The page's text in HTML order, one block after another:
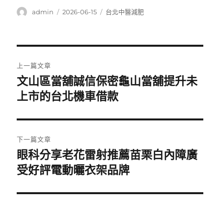
作
admin
發
2026-06-15
分
台北中醫減肥
章
導
覽
上一篇文章
上
一
文
章:
文山區當舖誠信保密龜山當舖提升未
上市的台北機車借款
下一篇文章
下
一
文
眼科分享老花雷射推薦苗栗白內障廣
受好評電動曬衣架品牌